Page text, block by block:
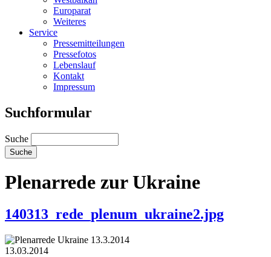
Europarat
Weiteres
Service
Pressemitteilungen
Pressefotos
Lebenslauf
Kontakt
Impressum
Suchformular
Suche
Plenarrede zur Ukraine
140313_rede_plenum_ukraine2.jpg
13.03.2014